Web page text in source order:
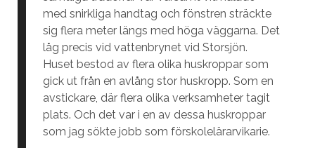
med snirkliga handtag och fönstren sträckte
sig flera meter längs med höga väggarna. Det
låg precis vid vattenbrynet vid Storsjön.
Huset bestod av flera olika huskroppar som
gick ut från en avlång stor huskropp. Som en
avstickare, där flera olika verksamheter tagit
plats. Och det var i en av dessa huskroppar
som jag sökte jobb som förskolelärarvikarie.